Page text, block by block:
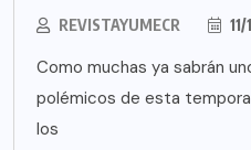
REVISTAYUMECR
Como muchas ya sabrán
polémicos de esta
los